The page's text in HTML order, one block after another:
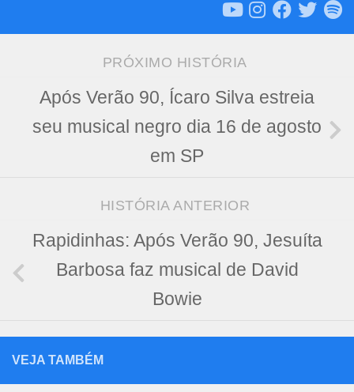
PRÓXIMO HISTÓRIA
Após Verão 90, Ícaro Silva estreia
seu musical negro dia 16 de agosto
em SP
HISTÓRIA ANTERIOR
Rapidinhas: Após Verão 90, Jesuíta
Barbosa faz musical de David
Bowie
VEJA TAMBÉM